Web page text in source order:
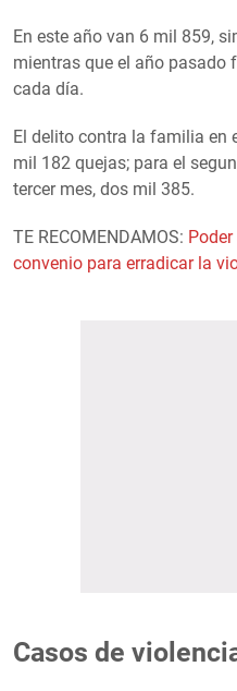
En este año van 6 mil 859,
mientras que el año pasado
cada día.
El delito contra la familia en
mil 182 quejas; para el
tercer mes, dos mil 385.
TE RECOMENDAMOS:
convenio para erradicar la
Casos de